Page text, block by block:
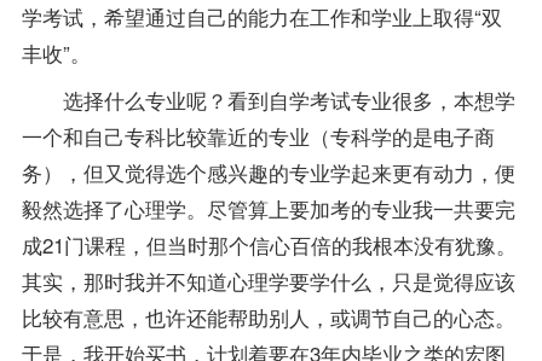
学考试，希望通过自己的能力在工作和学业上取得“双
丰收”。
选择什么专业呢？看到自学考试专业很多，本想学
一个和自己专科比较靠近的专业（专科学的是电子商
务），但又觉得选个感兴趣的专业学起来更有动力，便
毅然选择了心理学。尽管算上要加考的专业我一共要完
成21门课程，但当时那个信心百倍的我根本没有犹豫。
其实，那时我并不知道心理学要学什么，只是觉得应该
比较有意思，也许还能帮助别人，或调节自己的心态。
于是，我开始买书，计划着要在3年内毕业之类的宏图